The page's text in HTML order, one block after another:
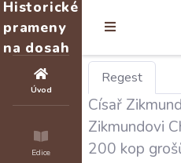
Historické
prameny
na dosah
Úvod
Edice
Regest
Císař
Zikmundovi
200 kop